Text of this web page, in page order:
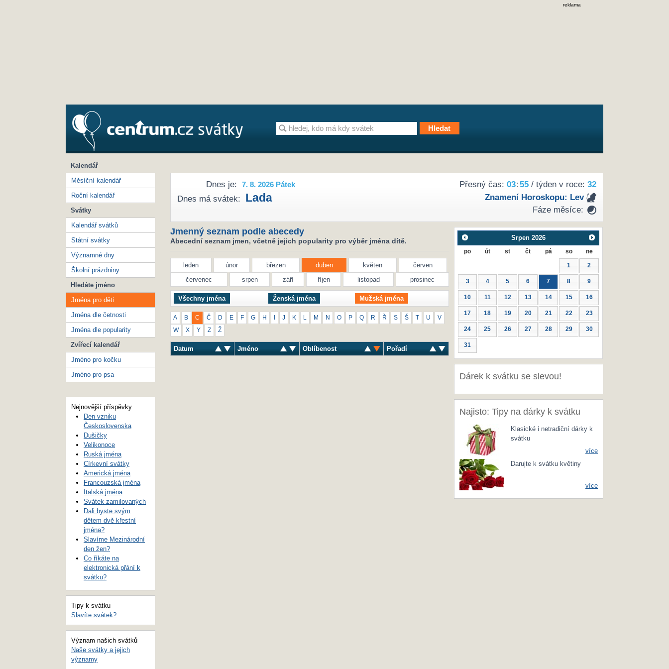
reklama
Přesný čas: 03:55/ týden v roce: 32
Znamení Horoskopu: Lev
Fáze měsíce:
Dnes je: 7. 8. 2026 Pátek
Dnes má svátek: Lada
Jmenný seznam podle abecedy
Abecední seznam jmen, včetně jejich popularity pro výběr jména dítě.
leden únor březen duben květen
červen
červenec
srpen září říjen listopad prosinec
Všechny jména Ženská jména Mužská jména
A B C Č D E F G H J K M N O P Q R Ř S Š U V
W X Y Z Ž
Datum Jméno Oblíbenost Pořadí
Srpen 2026
po út st čt pá so ne
1 2
3 4 5 6 7 8 9
10 11 12 13 14 15 16
17 18 19 20 21 22 23
24 25 26 27 28 29 30
31
Dárek k svátku se slevou!
Najisto: Tipy na dárky k svátku
Klasické i netradiční dárky k
svátku
více
Darujte k svátku květiny
více
Kalendář
Měsíční kalendář
Roční kalendář
Svátky
Kalendář svátků
Státní svátky
Významné dny
Školní prázdniny
Hledáte jméno
Jména pro děti
Jména dle četnosti
Jména dle popularity
Zvířecí kalendář
Jméno pro kočku
Jméno pro psa
Nejnovější příspěvky
Den vzniku
Československa
Dušičky
Velikonoce
Ruská jména
Církevní svátky
Americká jména
Francouzská jména
Italská jména
Svátek zamilovaných
Dali byste svým
dětem dvě křestní
jména?
Slavíme Mezinárodní
den žen?
Co říkáte na
elektronická přání k
svátku?
Tipy k svátku
Slavíte svátek?
Význam našich svátků
Naše svátky a jejich
významy